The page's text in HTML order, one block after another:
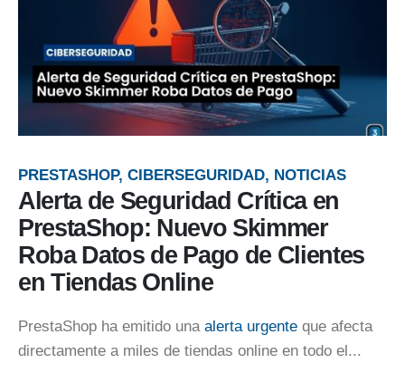
PRESTASHOP, CIBERSEGURIDAD, NOTICIAS
Alerta de Seguridad Crítica en
PrestaShop: Nuevo Skimmer
Roba Datos de Pago de Clientes
en Tiendas Online
PrestaShop ha emitido una alerta urgente que afecta
directamente a miles de tiendas online en todo el...